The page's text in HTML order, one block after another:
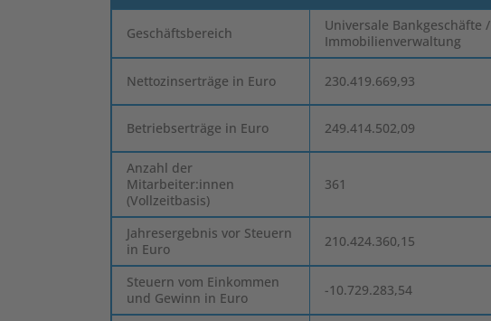
Geschäftsbereich
Universale Bankgeschäfte /
Immobilienverwaltung
Nettozinserträge in Euro 230.419.669,93
Betriebserträge in Euro 249.414.502,09
Anzahl der
Mitarbeiter:innen
(Vollzeitbasis)
361
Jahresergebnis vor Steuern
in Euro
210.424.360,15
Steuern vom Einkommen
und Gewinn in Euro
-10.729.283,54